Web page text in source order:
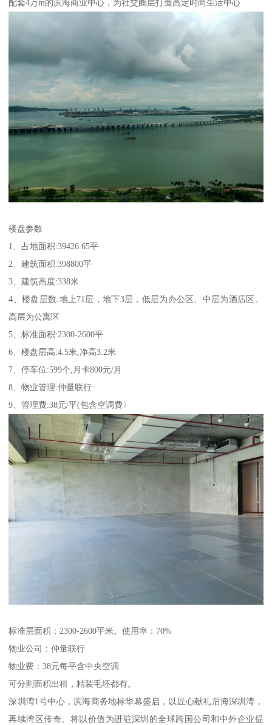
配套4万m的滨海商业中心，为社交圈层打造高定时尚生活中心
楼盘参数
1、占地面积:39426.65平
2、建筑面积:398800平
3、建筑高度:338米
4、楼盘层数:地上71层，地下3层，低层为办公区、中层为酒店区、
高层为公寓区
5、标准面积:2300-2600平
6、楼盘层高:4.5米,净高3.2米
7、停车位:599个,月卡800元/月
8、物业管理:仲量联行
9、管理费:38元/平(包含空调费〉
标准层面积：2300-2600平米。使用率：70%
物业公司：仲量联行
物业费：38元每平含中央空调
可分割面积出租，精装毛坯都有。
深圳湾1号中心，滨海商务地标华幕盛启，以匠心献礼后海深圳湾，
再续湾区传奇。将以价值为进驻深圳的全球跨国公司和中外企业提